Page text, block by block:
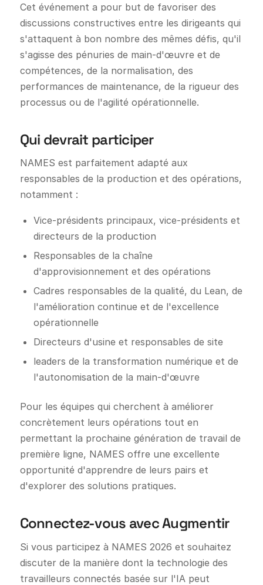
Cet événement a pour but de favoriser des
discussions constructives entre les dirigeants qui
s'attaquent à bon nombre des mêmes défis, qu'il
s'agisse des pénuries de main-d'œuvre et de
compétences, de la normalisation, des
performances de maintenance, de la rigueur des
processus ou de l'agilité opérationnelle.
Qui devrait participer
NAMES est parfaitement adapté aux
responsables de la production et des opérations,
notamment :
Vice-présidents principaux, vice-présidents et
directeurs de la production
Responsables de la chaîne
d'approvisionnement et des opérations
Cadres responsables de la qualité, du Lean, de
l'amélioration continue et de l'excellence
opérationnelle
Directeurs d'usine et responsables de site
leaders de la transformation numérique et de
l'autonomisation de la main-d'œuvre
Pour les équipes qui cherchent à améliorer
concrètement leurs opérations tout en
permettant la prochaine génération de travail de
première ligne, NAMES offre une excellente
opportunité d'apprendre de leurs pairs et
d'explorer des solutions pratiques.
Connectez-vous avec Augmentir
Si vous participez à NAMES 2026 et souhaitez
discuter de la manière dont la technologie des
travailleurs connectés basée sur l'IA peut